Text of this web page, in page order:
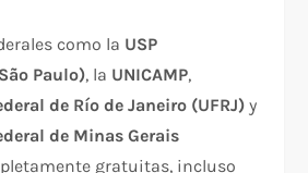
como la USP
Paulo), la UNICAMP,
de Río de Janeiro (UFRJ) y
de Minas Gerais
gratuitas, incluso